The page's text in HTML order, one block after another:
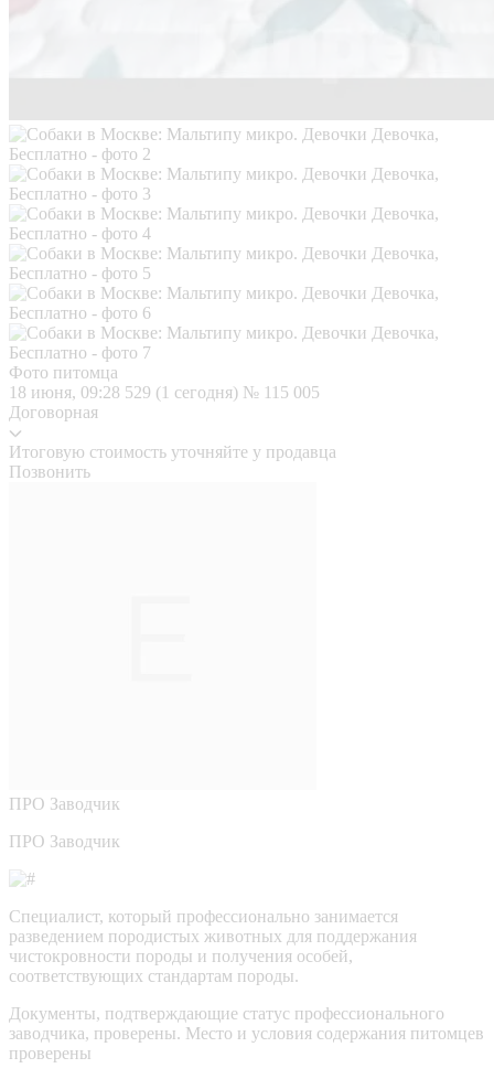
Фото питомца
18 июня, 09:28 529 (1 сегодня) № 115 005
Договорная
Итоговую стоимость уточняйте у продавца
Позвонить
ПРО Заводчик
ПРО Заводчик
Специалист, который профессионально занимается
разведением породистых животных для поддержания
чистокровности породы и получения особей,
соответствующих стандартам породы.
Документы, подтверждающие статус профессионального
заводчика, проверены. Место и условия содержания питомцев
проверены